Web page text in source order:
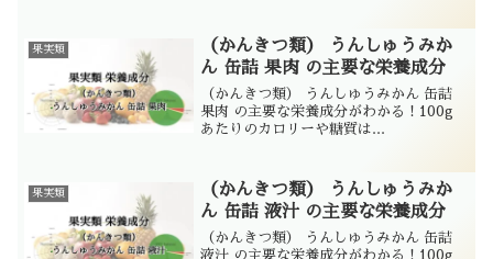
果実類
（かんきつ類） うんしゅうみか
ん 缶詰 果肉 の主要な栄養成分
（かんきつ類） うんしゅうみかん 缶詰
果肉 の主要な栄養成分がわかる！100g
あたりのカロリーや糖質は...
果実類
（かんきつ類） うんしゅうみか
ん 缶詰 液汁 の主要な栄養成分
（かんきつ類） うんしゅうみかん 缶詰
液汁 の主要な栄養成分がわかる！100g